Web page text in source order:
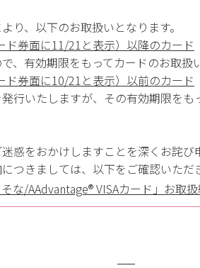
り、以下のお取扱いとなります。
ド券面に11/21と表示）以降のカード
、有効期限をもってカードのお取扱
ド券面に10/21と表示）以前のカード
行いたしますが、その有効期限を
惑をおかけしますことを深くお詫び
つきましては、以下をご確認いた
な/AAdvantage® VISAカード」お取